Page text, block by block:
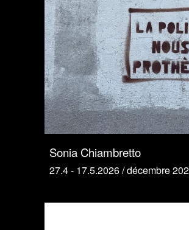
Sonia Chiambretto
27.4 - 17.5.2026 /décembre